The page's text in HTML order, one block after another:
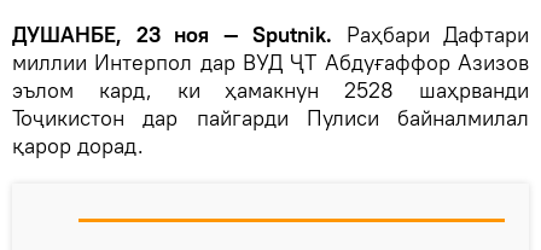
ДУШАНБЕ, 23 ноя — Sputnik. Раҳбари Дафтари
миллии Интерпол дар ВУД ҶТ Абдуғаффор Азизов
эълом кард, ки ҳамакнун 2528 шаҳрванди
Тоҷикистон дар пайгарди Пулиси байналмилал
қарор дорад.